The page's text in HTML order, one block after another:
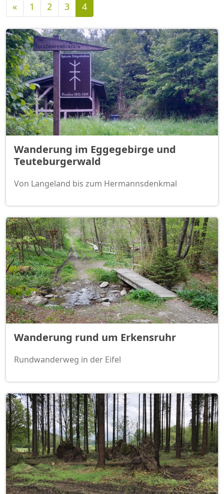
«Vorherige
1 2 3 4
Wanderung im Eggegebirge und
Teuteburgerwald
Von Langeland bis zum Hermannsdenkmal
Wanderung rund um Erkensruhr
Rundwanderweg in der Eifel